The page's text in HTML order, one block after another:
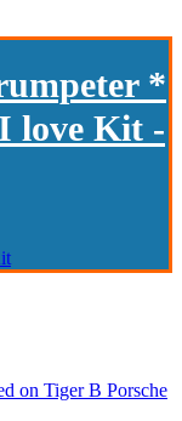
*
love Kit -
on Tiger B Porsche